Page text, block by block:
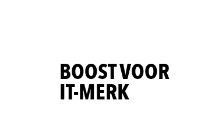
BOOST VOOR
IT-MERK